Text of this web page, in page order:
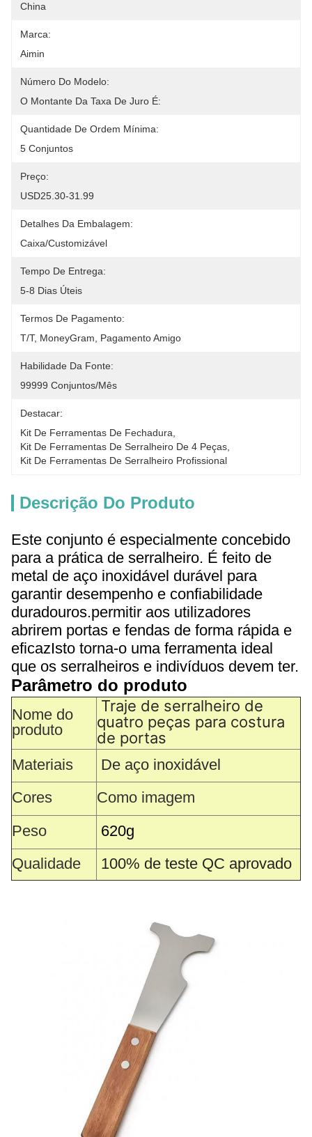
China
Marca:
Aimin
Número Do Modelo:
O Montante Da Taxa De Juro É:
Quantidade De Ordem Mínima:
5 Conjuntos
Preço:
USD25.30-31.99
Detalhes Da Embalagem:
Caixa/Customizável
Tempo De Entrega:
5-8 Dias Úteis
Termos De Pagamento:
T/T, MoneyGram, Pagamento Amigo
Habilidade Da Fonte:
99999 Conjuntos/mês
Destacar:
Kit De Ferramentas De Fechadura
Kit De Ferramentas De Serralheiro De 4 Peças
Kit De Ferramentas De Serralheiro Profissional
Descrição Do Produto
Este conjunto é especialmente concebido
para a prática de serralheiro. É feito de
metal de aço inoxidável durável para
garantir desempenho e confiabilidade
duradouros.permitir aos utilizadores
abrirem portas e fendas de forma rápida e
eficazIsto torna-o uma ferramenta ideal
que os serralheiros e indivíduos devem ter.
Parâmetro do produto
Nome do
produto
Traje de serralheiro de
quatro peças para costura
de portas
Materiais
De aço inoxidável
Cores
Como imagem
Peso
620g
Qualidade
100% de teste QC aprovado